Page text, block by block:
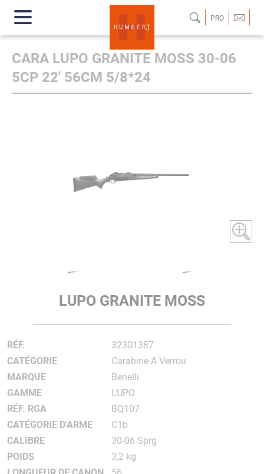
PRO
CARA LUPO GRANITE MOSS 30-06
5CP 22' 56CM 5/8*24
LUPO GRANITE MOSS
RÉF.
32301387
CATÉGORIE
Carabine A Verrou
MARQUE
Benelli
GAMME
LUPO
RÉF. RGA
BQ107
CATÉGORIE D'ARME
C1b
CALIBRE
30-06 Sprg
POIDS
3,2 kg